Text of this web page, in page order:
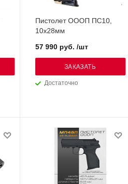
Пистолет ОООП ПС10,
10х28мм
Достаточно
57 990 руб. /шт
ЗАКАЗАТЬ